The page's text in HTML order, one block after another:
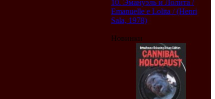
10. Эмануэль и Лолита /
Emanuelle e Lolita / (Henri
Sala, 1978)
Новинки